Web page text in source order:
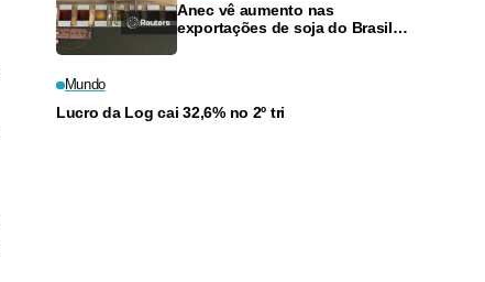
Anec vê aumento nas
exportações de soja do Brasil
Mundo
Lucro da Log cai 32,6% no 2º tri